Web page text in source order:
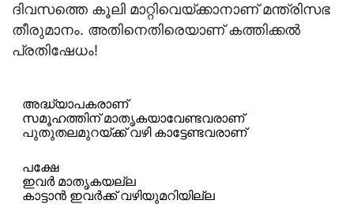
ദിവസത്തെ കൂലി മാറ്റിവെയ്ക്കാനാണ് മന്ത്രിസഭ
തീരുമാനം. അതിനെതിരെയാണ് കത്തിക്കല്‍
പ്രതിഷേധം!
അദ്ധ്യാപകരാണ്
സമൂഹത്തിന് മാതൃകയാവേണ്ടവരാണ്
പുതുതലമുറയ്ക്ക് വഴി കാട്ടേണ്ടവരാണ്
പക്ഷേ
ഇവര്‍ മാതൃകയല്ല
കാട്ടാന്‍ ഇവര്‍ക്ക് വഴിയുമറിയില്ല